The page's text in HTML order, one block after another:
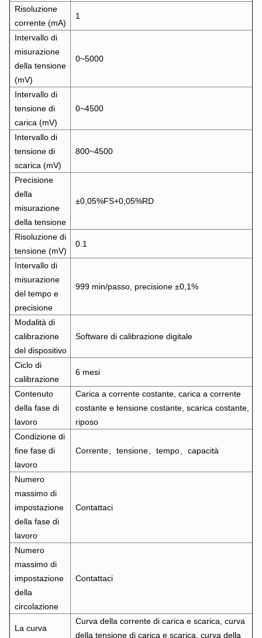
Risoluzione
corrente (mA)
1
Intervallo di
misurazione
della tensione
(mV)
0~5000
Intervallo di
tensione di
carica (mV)
0~4500
Intervallo di
tensione di
scarica (mV)
800~4500
Precisione
della
misurazione
della tensione
±0,05%FS+0,05%RD
Risoluzione di
tensione (mV)
0.1
Intervallo di
misurazione
del tempo e
precisione
999 min/passo, precisione ±0,1%
Modalità di
calibrazione
del dispositivo
Software di calibrazione digitale
Ciclo di
calibrazione
6 mesi
Contenuto
della fase di
lavoro
Carica a corrente costante, carica a corrente
costante e tensione costante, scarica costante,
riposo
Condizione di
fine fase di
lavoro
Corrente、tensione、tempo、capacità
Numero
massimo di
impostazione
della fase di
lavoro
Contattaci
Numero
massimo di
impostazione
della
circolazione
Contattaci
La curva
Curva della corrente di carica e scarica, curva
della tensione di carica e scarica, curva della